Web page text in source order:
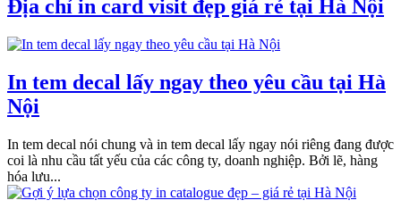
Địa chỉ in card visit đẹp giá rẻ tại Hà Nội
In tem decal lấy ngay theo yêu cầu tại Hà
Nội
In tem decal nói chung và in tem decal lấy ngay nói riêng đang được
coi là nhu cầu tất yếu của các công ty, doanh nghiệp. Bởi lẽ, hàng
hóa lưu...